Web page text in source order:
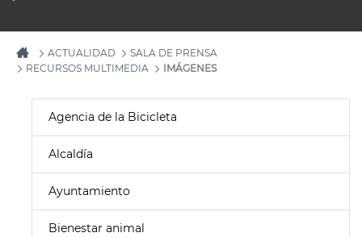
ACTUALIDAD
SALA DE PRENSA
RECURSOS MULTIMEDIA
IMÁGENES
Agencia de la Bicicleta
Alcaldía
Ayuntamiento
Bienestar animal